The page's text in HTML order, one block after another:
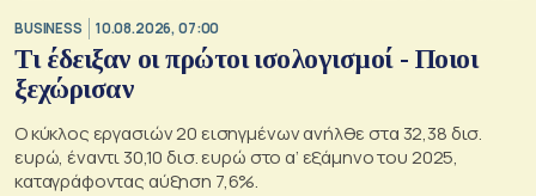
BUSINESS 10.08.2026, 07:00
Τι έδειξαν οι πρώτοι ισολογισμοί - Ποιοι
ξεχώρισαν
Ο κύκλος εργασιών 20 εισηγμένων ανήλθε στα 32,38 δισ.
ευρώ, έναντι 30,10 δισ. ευρώ στο α’ εξάμηνο του 2025,
καταγράφοντας αύξηση 7,6%.